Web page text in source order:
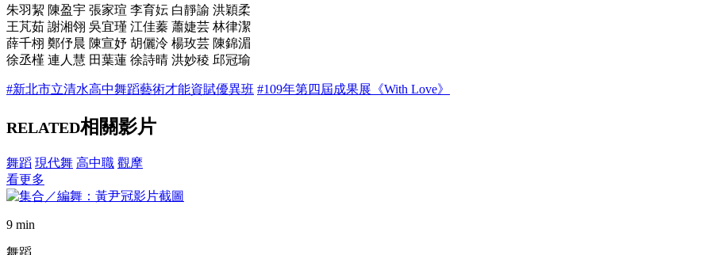
朱羽絜 陳盈宇 張家瑄 李育妘 白靜諭 洪穎柔
王芃茹 謝湘翎 吳宜瑾 江佳蓁 蕭婕芸 林律潔
薛千栩 鄭伃晨 陳宣妤 胡儷泠 楊玫芸 陳錦湄
徐丞槿 連人慧 田葉蓮 徐詩晴 洪妙稜 邱冠瑜
#新北市立清水高中舞蹈藝術才能資賦優異班 #109年第四屆成果展《With Love》
RELATED相關影片
舞蹈 現代舞 高中職 觀摩
看更多
9 min
舞蹈